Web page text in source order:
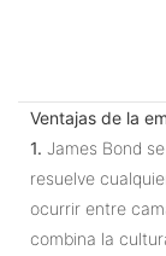
Ventajas de la
1. James Bond
resuelve
ocurrir entre
combina la